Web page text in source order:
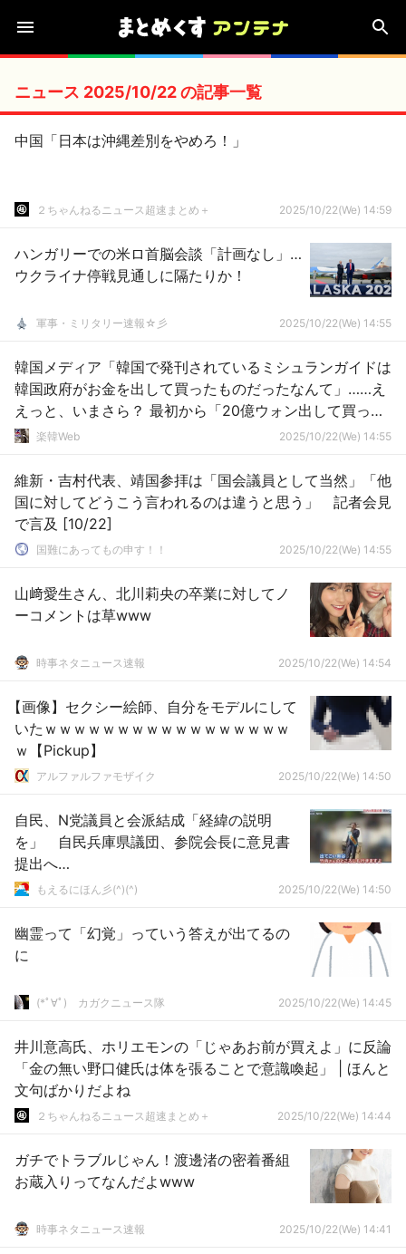
ニュース 2025/10/22 の記事一覧
中国「日本は沖縄差別をやめろ！」
２ちゃんねるニュース超速まとめ＋ 2025/10/22(We) 14:59
ハンガリーでの米ロ首脳会談「計画なし」…
ウクライナ停戦見通しに隔たりか！
軍事・ミリタリー速報☆彡 2025/10/22(We) 14:55
韓国メディア「韓国で発刊されているミシュランガイドは
韓国政府がお金を出して買ったものだったなんて」……え
えっと、いまさら？ 最初から「20億ウォン出して買っ
た」って話が出てたんだけど
楽韓Web 2025/10/22(We) 14:55
維新・吉村代表、靖国参拝は「国会議員として当然」「他
国に対してどうこう言われるのは違うと思う」 記者会見
で言及 [10/22]
国難にあってもの申す！！ 2025/10/22(We) 14:55
山﨑愛生さん、北川莉央の卒業に対してノ
ーコメントは草www
時事ネタニュース速報 2025/10/22(We) 14:54
【画像】セクシー絵師、自分をモデルにして
いたｗｗｗｗｗｗｗｗｗｗｗｗｗｗｗｗｗ
ｗ【Pickup】
アルファルファモザイク 2025/10/22(We) 14:50
自民、N党議員と会派結成「経緯の説明
を」 自民兵庫県議団、参院会長に意見書
提出へ…
もえるにほん彡(^)(^) 2025/10/22(We) 14:50
幽霊って「幻覚」っていう答えが出てるの
に
(*ﾟ∀ﾟ)ゞカガクニュース隊 2025/10/22(We) 14:45
井川意高氏、ホリエモンの「じゃあお前が買えよ」に反論
「金の無い野口健氏は体を張ることで意識喚起」 | ほんと
文句ばかりだよね
２ちゃんねるニュース超速まとめ＋ 2025/10/22(We) 14:44
ガチでトラブルじゃん！渡邊渚の密着番組
お蔵入りってなんだよwww
時事ネタニュース速報 2025/10/22(We) 14:41